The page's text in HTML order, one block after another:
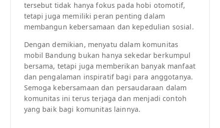
tersebut tidak hanya fokus pada hobi otomotif,
tetapi juga memiliki peran penting dalam
membangun kebersamaan dan kepedulian sosial.
Dengan demikian, menyatu dalam komunitas
mobil Bandung bukan hanya sekedar berkumpul
bersama, tetapi juga memberikan banyak manfaat
dan pengalaman inspiratif bagi para anggotanya.
Semoga kebersamaan dan persaudaraan dalam
komunitas ini terus terjaga dan menjadi contoh
yang baik bagi komunitas lainnya.